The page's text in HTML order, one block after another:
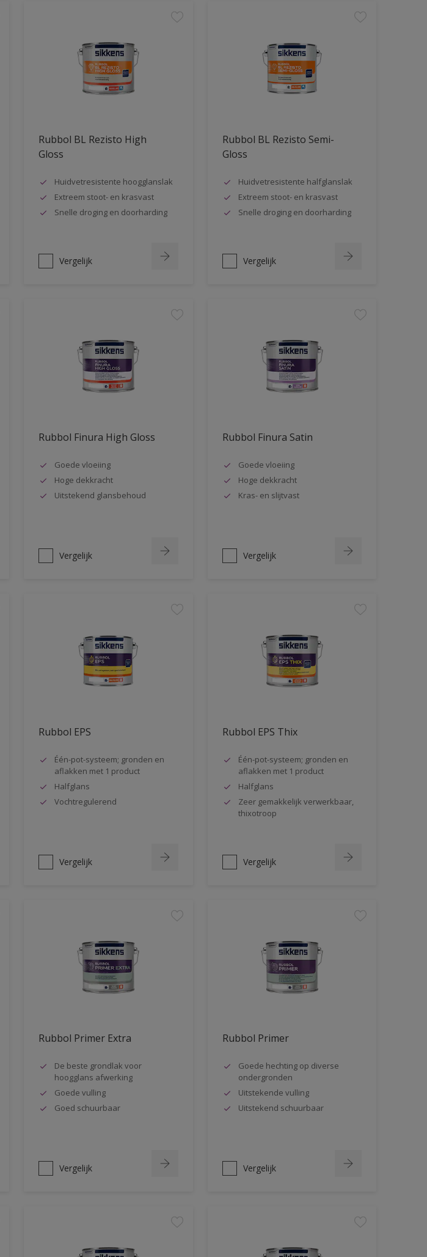
Rubbol BL Rezisto High
Gloss
Huidvetresistente hoogglanslak
Extreem stoot- en krasvast
Snelle droging en doorharding
Vergelijk
Rubbol BL Rezisto Semi-
Gloss
Huidvetresistente halfglanslak
Extreem stoot- en krasvast
Snelle droging en doorharding
Vergelijk
Rubbol Finura High Gloss
Goede vloeiing
Hoge dekkracht
Uitstekend glansbehoud
Vergelijk
Rubbol Finura Satin
Goede vloeiing
Hoge dekkracht
Kras- en slijtvast
Vergelijk
Rubbol EPS
Één-pot-systeem; gronden en
aflakken met 1 product
Halfglans
Vochtregulerend
Vergelijk
Rubbol EPS Thix
Één-pot-systeem; gronden en
aflakken met 1 product
Halfglans
Zeer gemakkelijk verwerkbaar,
thixotroop
Vergelijk
Rubbol Primer Extra
De beste grondlak voor
hoogglans afwerking
Goede vulling
Goed schuurbaar
Vergelijk
Rubbol Primer
Goede hechting op diverse
ondergronden
Uitstekende vulling
Uitstekend schuurbaar
Vergelijk